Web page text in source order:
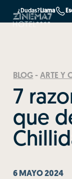
¿Dudas?Llama
BLOG -ARTE Y
7
que
6 MAYO 2024